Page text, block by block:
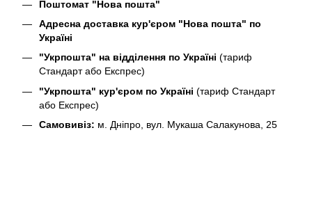
Поштомат "Нова пошта"
Адресна доставка кур'єром "Нова пошта" по
Україні
"Укрпошта" на відділення по Україні (тариф
Стандарт або Експрес)
"Укрпошта" кур'єром по Україні (тариф Стандарт
або Експрес)
Самовивіз: м. Дніпро, вул. Мукаша Салакунова, 25